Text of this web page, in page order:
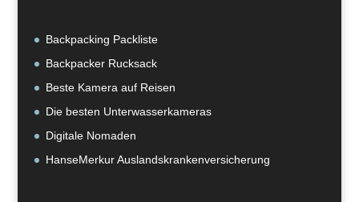
Backpacking Packliste
Backpacker Rucksack
Beste Kamera auf Reisen
Die besten Unterwasserkameras
Digitale Nomaden
HanseMerkur Auslandskrankenversicherung